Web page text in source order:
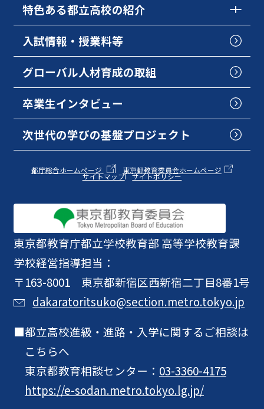
東京都教育庁都立学校教育部 高等学校教育課
学校経営指導担当：
〒163-8001 東京都新宿区西新宿二丁目8番1号
dakaratoritsuko@section.metro.tokyo.jp
都立高校進級・進路・入学に関するご相談は
こちらへ
東京都教育相談センター： 03-3360-4175
https://e-sodan.metro.tokyo.lg.jp/
特色ある都立高校の紹介
入試情報・授業料等
グローバル人材育成の取組
卒業生インタビュー
次世代の学びの基盤プロジェクト
都庁総合ホームページ 東京都教育委員会ホームページ
サイトマップ サイトポリシー